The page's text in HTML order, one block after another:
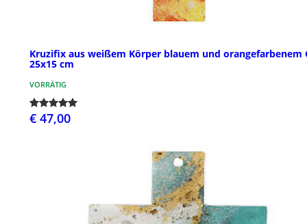
Kruzifix aus weißem Körper blauem und orangefarbenem
25x15 cm
VORRÄTIG
€ 47,00